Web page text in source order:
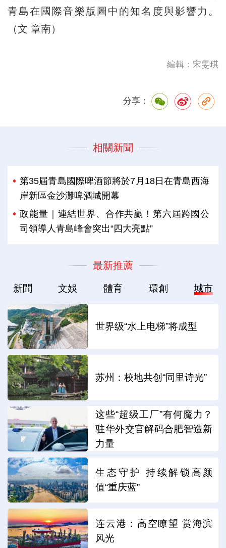
青島在國際音樂版圖中的知名度與影響力。
（文 章南）
編輯：宋雯琪
分享：
相關新聞
第35屆青島國際啤酒節將於7月18日在青島西海
岸新區金沙灘啤酒城開幕
政能量｜連結世界、合作共贏！第六屆跨國公
司領導人青島峰會突出“四大亮點”
最新推薦
新聞 文娛 體育 環創 城市
世界级“水上电梯”将成型
苏州：校地共创“同里诗光”
这些“超级工厂”有何魔力？
驻华外交官解码合肥智造新
力量
生态守护 持续解锁高颜
值“重庆蓝”
连云港：高空瞭望 赏海滨
风光